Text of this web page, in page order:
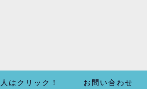
はクリック！ お問い合わせ